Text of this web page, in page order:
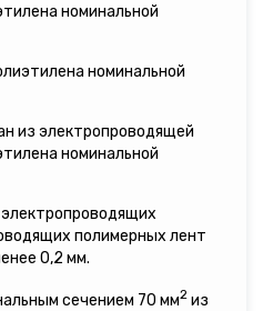
номинальной
номинальной
из электропроводящей
номинальной
полимерных лент
0,2 мм.
сечением 70 мм2 из